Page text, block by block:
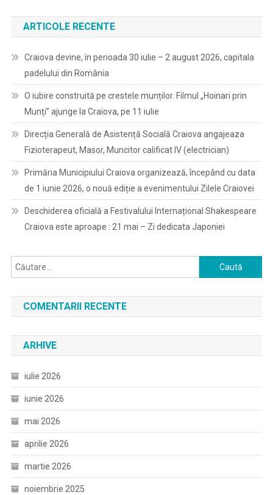
ARTICOLE RECENTE
Craiova devine, în perioada 30 iulie – 2 august 2026, capitala
padelului din România
O iubire construită pe crestele munților. Filmul „Hoinari prin
Munți” ajunge la Craiova, pe 11 iulie
Direcția Generală de Asistență Socială Craiova angajeaza
Fizioterapeut, Masor, Muncitor calificat IV (electrician)
Primăria Municipiului Craiova organizează, începând cu data
de 1 iunie 2026, o nouă ediție a evenimentului Zilele Craiovei
Deschiderea oficială a Festivalului Internațional Shakespeare
Craiova este aproape : 21 mai – Zi dedicata Japoniei
Caută
după:
COMENTARII RECENTE
ARHIVE
iulie 2026
iunie 2026
mai 2026
aprilie 2026
martie 2026
noiembrie 2025